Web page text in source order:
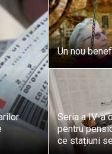
Un nou
Seria a IV-a
pentru
ce stațiuni